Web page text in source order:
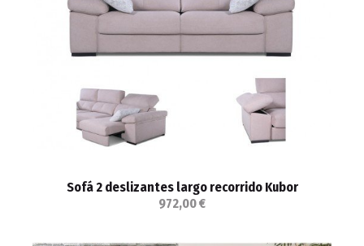
Sofá 2 deslizantes largo recorrido Kubor
972,00 €